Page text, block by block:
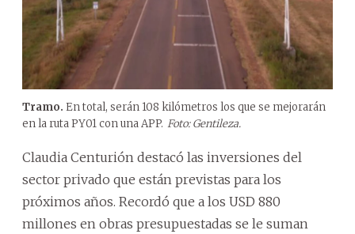
Tramo. En total, serán 108 kilómetros los que se mejorarán
en la ruta PY01 con una APP. Foto: Gentileza.
Claudia Centurión destacó las inversiones del
sector privado que están previstas para los
próximos años. Recordó que a los USD 880
millones en obras presupuestadas se le suman